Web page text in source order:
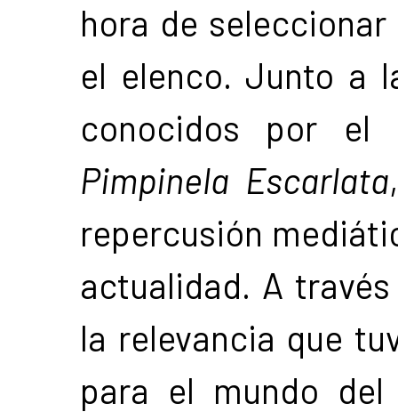
hora de
el elenco. Junto a
conocidos por
Pimpinela Escarlata
repercusión
actualidad. A
la relevancia que
para el mundo